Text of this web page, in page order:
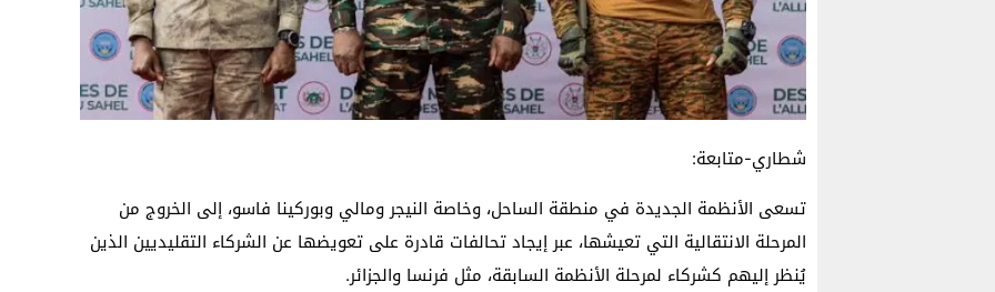
شطاري-متابعة:
تسعى الأنظمة الجديدة في منطقة الساحل، وخاصة النيجر ومالي وبوركينا فاسو، إلى الخروج من
المرحلة الانتقالية التي تعيشها، عبر إيجاد تحالفات قادرة على تعويضها عن الشركاء التقليديين الذين
يُنظر إليهم كشركاء لمرحلة الأنظمة السابقة، مثل فرنسا والجزائر.